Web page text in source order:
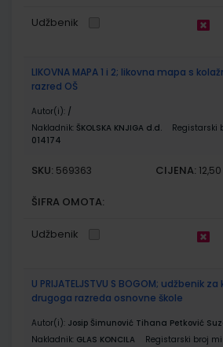
Udžbenik
LIKOVNA MAPA 1 i 2; likovna mapa s
razred OŠ
Autor(i): /
Nakladnik: ŠKOLSKA KNJIGA d.d.
Registarski
014174
SKU: 569363 CIJENA:
ŠIFRA OMOTA:
Udžbenik
U PRIJATELJSTVU S BOGOM; udžbenik
drugoga razreda osnovne škole
Autor(i): Josip Šimunović Tihana Petković
Nakladnik: GLAS KONCILA Registarski broj